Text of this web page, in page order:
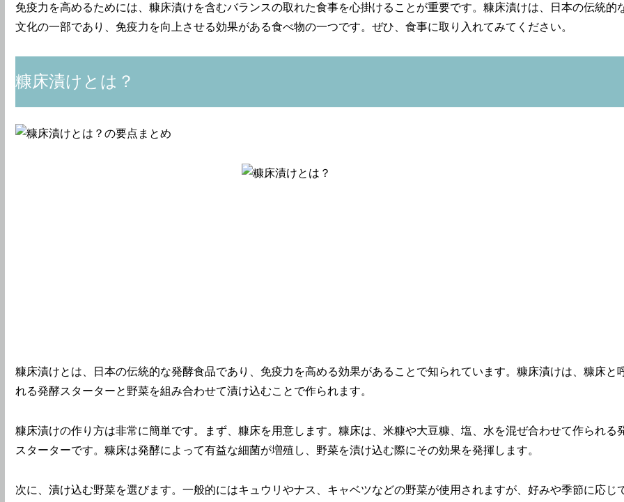
免疫力を高めるためには、糠床漬けを含むバランスの取れた食事を心掛けることが重要です。糠床漬けは、日本の伝統的
文化の一部であり、免疫力を向上させる効果がある食べ物の一つです。ぜひ、食事に取り入れてみてください。
糠床漬けとは？
糠床漬けとは、日本の伝統的な発酵食品であり、免疫力を高める効果があることで知られています。糠床漬けは、糠床と
れる発酵スターターと野菜を組み合わせて漬け込むことで作られます。
糠床漬けの作り方は非常に簡単です。まず、糠床を用意します。糠床は、米糠や大豆糠、塩、水を混ぜ合わせて作られる
スターターです。糠床は発酵によって有益な細菌が増殖し、野菜を漬け込む際にその効果を発揮します。
次に、漬け込む野菜を選びます。一般的にはキュウリやナス、キャベツなどの野菜が使用されますが、好みや季節に応じ